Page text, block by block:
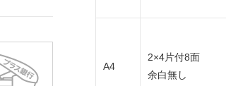
A4
2×4片付8面
余白無し